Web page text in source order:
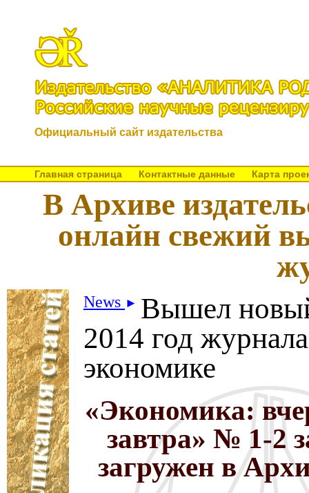
Официальный сайт издательства
Главная страница Контактные данные Карта
В Архиве
онлайн свежий
News ► Вышел
2014 год
экономике
«Экономика:
завтра» № 1-2
загружен в